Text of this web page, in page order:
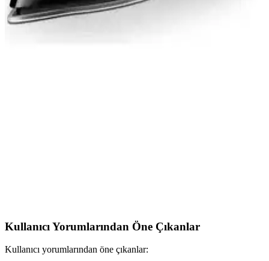
Philips Azur GC4850/22 Buharlı Ütü Özellikleri ve
Kullanıcı Yorumlarından Öne Çıkanlar
Kullanıcı yorumlarından öne çıkanlar: